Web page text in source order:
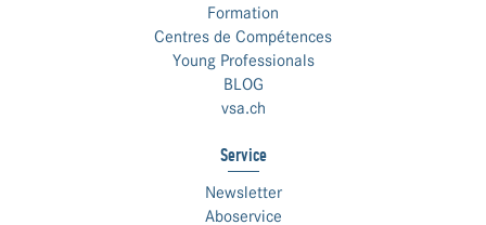
Formation
Centres de Compétences
Young Professionals
BLOG
vsa.ch
Service
Newsletter
Aboservice